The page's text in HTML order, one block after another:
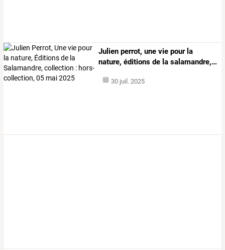
Julien perrot, une vie pourla
nature, éditions de la salamandre,…
30 juil. 2025